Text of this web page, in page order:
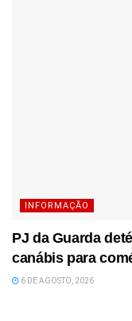
INFORMAÇÃO
PJ da Guarda
canábis para
6 DE AGOSTO, 2026